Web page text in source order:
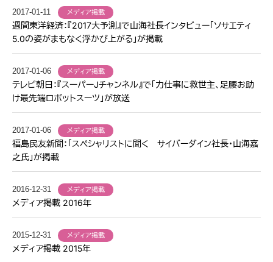
2017-01-11 メディア掲載
週間東洋経済：『2017大予測』で山海社長インタビュー「ソサエティ
5.0の姿がまもなく浮かび上がる」が掲載
2017-01-06 メディア掲載
テレビ朝日：『スーパーJチャンネル』で「力仕事に救世主、足腰お助
け最先端ロボットスーツ」が放送
2017-01-06 メディア掲載
福島民友新聞：「スペシャリストに聞く サイバーダイン社長・山海嘉
之氏」が掲載
2016-12-31 メディア掲載
メディア掲載 2016年
2015-12-31 メディア掲載
メディア掲載 2015年